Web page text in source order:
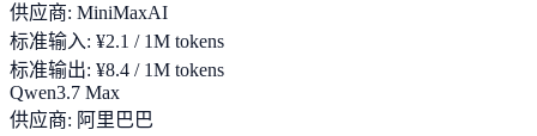
供应商: MiniMaxAI
标准输入: ¥2.1 / 1M tokens
标准输出: ¥8.4 / 1M tokens
Qwen3.7 Max
供应商: 阿里巴巴